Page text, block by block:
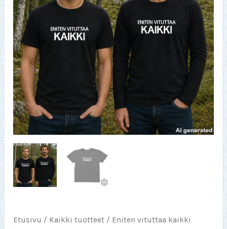
Etusivu / Kaikki tuotteet / Eniten vituttaa kaikki